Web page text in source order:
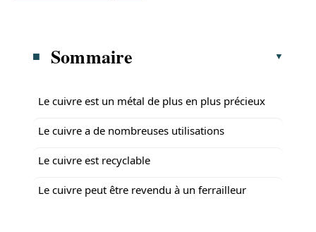
Sommaire
Le cuivre est un métal de plus en plus précieux
Le cuivre a de nombreuses utilisations
Le cuivre est recyclable
Le cuivre peut être revendu à un ferrailleur